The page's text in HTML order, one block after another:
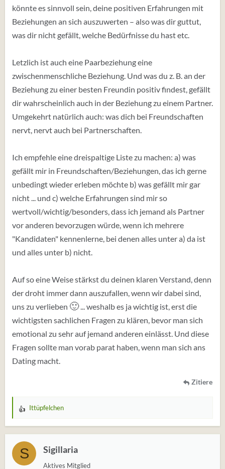
könnte es sinnvoll sein, deine positiven Erfahrungen mit
Beziehungen an sich auszuwerten – also was dir guttut,
was dir nicht gefällt, welche Bedürfnisse du hast etc.
Letzlich ist auch eine Paarbeziehung eine
zwischenmenschliche Beziehung. Und was du z. B. an der
Beziehung zu einer besten Freundin positiv findest, gefällt
dir wahrscheinlich auch in der Beziehung zu einem Partner.
Umgekehrt natürlich auch: was dich bei Freundschaften
nervt, nervt auch bei Partnerschaften.
Ich empfehle eine dreispaltige Liste zu machen: a) was
gefällt mir in Freundschaften/Beziehungen, das ich gerne
unbedingt wieder erleben möchte b) was gefällt mir gar
nicht ... und c) welche Erfahrungen sind mir so
wertvoll/wichtig/besonders, dass ich jemand als Partner
vor anderen bevorzugen würde, wenn ich mehrere
"Kandidaten" kennenlerne, bei denen alles unter a) da ist
und alles unter b) nicht.
Auf so eine Weise stärkst du deinen klaren Verstand, denn
der droht immer dann auszufallen, wenn wir dabei sind,
uns zu verlieben 🙂... weshalb es ja wichtig ist, erst die
wichtigsten sachlichen Fragen zu klären, bevor man sich
emotional zu sehr auf jemand anderen einlässt. Und diese
Fragen sollte man vorab parat haben, wenn man sich ans
Dating macht.
Zitiere
W
r
t
u
Ittüpfelchen
S Sigillaria
Aktives Mitglied